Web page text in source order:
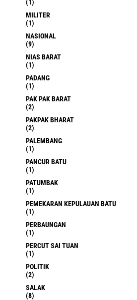
(1)
MILITER
(1)
NASIONAL
(9)
NIAS BARAT
(1)
PADANG
(1)
PAK PAK BARAT
(2)
PAKPAK BHARAT
(2)
PALEMBANG
(1)
PANCUR BATU
(1)
PATUMBAK
(1)
PEMEKARAN KEPULAUAN BATU
(1)
PERBAUNGAN
(1)
PERCUT SAI TUAN
(1)
POLITIK
(2)
SALAK
(8)